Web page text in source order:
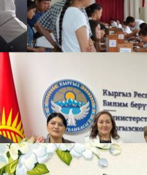
басма сөз кызматы